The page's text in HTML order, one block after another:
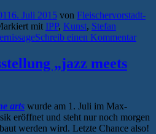
6. Juli 2015 von Fleischervorstadt-
mit IPP, Kunst, Stefan
Schreib einen Kommentar
„jazz meets
arts wurde am 1. Juli im Max-
eröffnet und steht nur noch morgen
werden wird. Letzte Chance also!